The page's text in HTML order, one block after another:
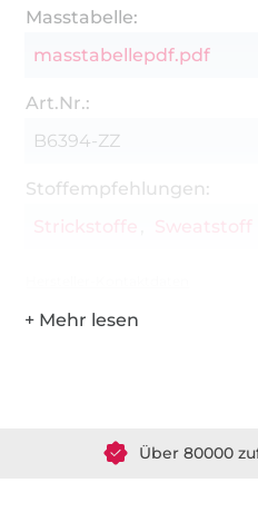
Masstabelle:
masstabellepdf.pdf
Art.Nr.:
B6394-ZZ
Stoffempfehlungen:
Strickstoffe
Sweatstoff